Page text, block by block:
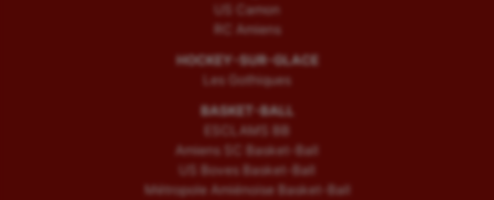
US Camon
RC Amiens
HOCKEY-SUR-GLACE
Les Gothiques
BASKET-BALL
ESCLAMS BB
Amiens SC Basket-Ball
US Boves Basket-Ball
Métropole Amiénoise Basket-Ball